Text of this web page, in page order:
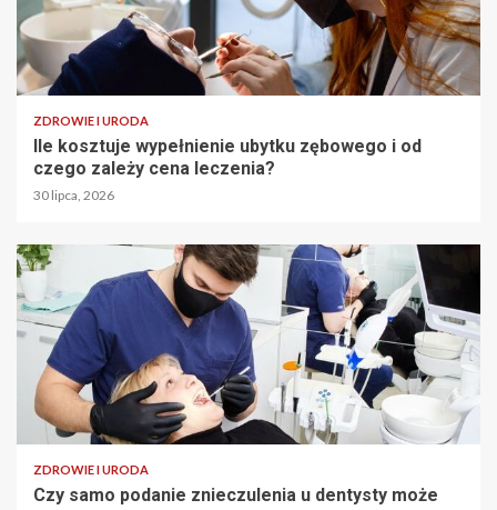
ZDROWIE I URODA
Ile kosztuje wypełnienie ubytku zębowego i od
czego zależy cena leczenia?
30 lipca, 2026
ZDROWIE I URODA
Czy samo podanie znieczulenia u dentysty może